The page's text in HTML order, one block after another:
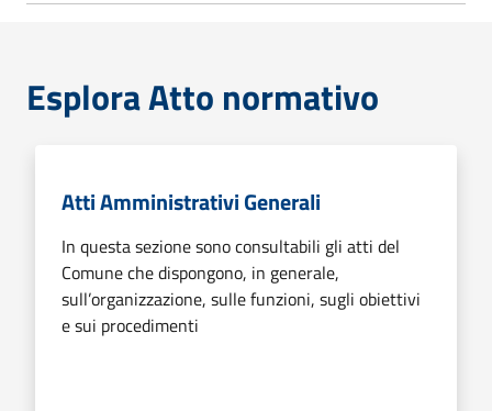
Esplora Atto normativo
Atti Amministrativi Generali
In questa sezione sono consultabili gli atti del
Comune che dispongono, in generale,
sull’organizzazione, sulle funzioni, sugli obiettivi
e sui procedimenti